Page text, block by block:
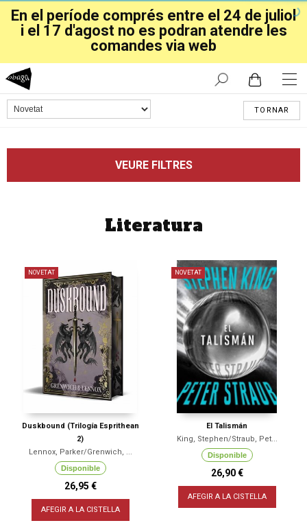
En el període comprés entre el 24 de juliol
i el 17 d'agost no es podran atendre les
comandes via web
TORNAR
VEURE FILTRES
Literatura
NOVETAT
Duskbound (Trilogía Esprithean
2)
Lennox, Parker/Grenwich, ...
Disponible
26,95 €
AFEGIR A LA CISTELLA
NOVETAT
El Talismán
King, Stephen/Straub, Pet...
Disponible
26,90 €
AFEGIR A LA CISTELLA